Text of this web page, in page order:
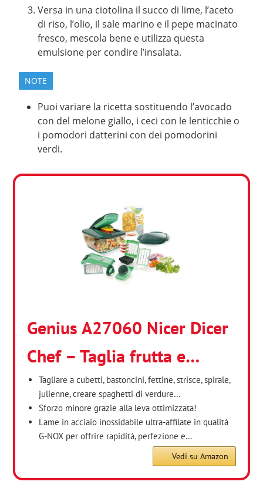
Versa in una ciotolina il succo di lime, l’aceto
di riso, l’olio, il sale marino e il pepe macinato
fresco, mescola bene e utilizza questa
emulsione per condire l’insalata.
NOTE
Puoi variare la ricetta sostituendo l’avocado
con del melone giallo, i ceci con le lenticchie o
i pomodori datterini con dei pomodorini
verdi.
Genius A27060 Nicer Dicer
Chef – Taglia frutta e…
Tagliare a cubetti, bastoncini, fettine, strisce, spirale,
julienne, creare spaghetti di verdure…
Sforzo minore grazie alla leva ottimizzata!
Lame in acciaio inossidabile ultra-affilate in qualità
G-NOX per offrire rapidità, perfezione e…
Vedi su Amazon